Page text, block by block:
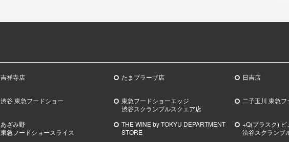
吉祥寺店 たまプラーザ店 日吉店
渋谷 東急フードショー
東急フードショーエッジ
渋谷スクランブルスクエア店
二子玉川 東急フ
あざみ野
東急フードショースライス
THE WINE by TOKYU DEPARTMENT
STORE
+Q(プラスク) ビ
渋谷スクランブ